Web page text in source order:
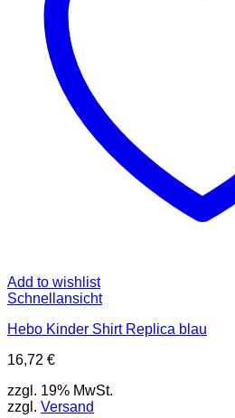
Produktseite
gewählt
werden
Add to wishlist
Schnellansicht
Hebo Kinder Shirt Replica blau
16,72 €
zzgl. 19% MwSt.
zzgl. Versand